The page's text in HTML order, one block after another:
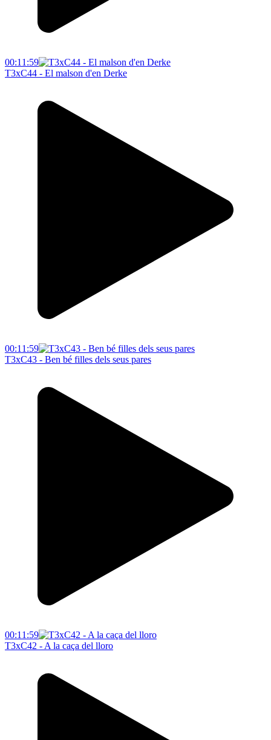
00:11:59
T3xC44 - El malson d'en Derke
00:11:59
T3xC43 - Ben bé filles dels seus pares
00:11:59
T3xC42 - A la caça del lloro